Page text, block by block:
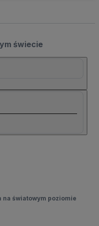
świecie
na światowym poziomie